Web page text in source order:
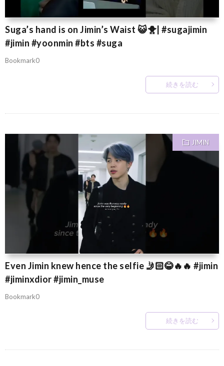
Suga’s hand is on Jimin’s Waist 😺🐥| #sugajimin
#jimin #yoonmin #bts #suga
Bookmark0
続きを読む
JIMIN
Even Jimin knew hence the selfie 🤳🏻😂🔥🔥 #jimin
#jiminxdior #jimin_muse
Bookmark0
続きを読む